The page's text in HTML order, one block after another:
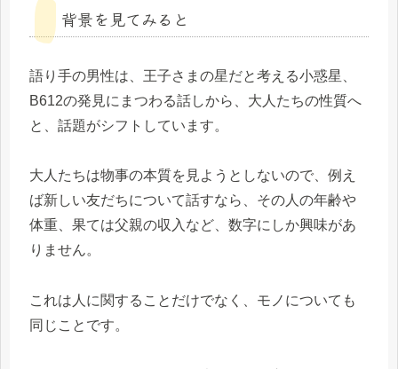
背景を見てみると
語り手の男性は、王子さまの星だと考える小惑星、
B612の発見にまつわる話しから、大人たちの性質へ
と、話題がシフトしています。
大人たちは物事の本質を見ようとしないので、例え
ば新しい友だちについて話すなら、その人の年齢や
体重、果ては父親の収入など、数字にしか興味があ
りません。
これは人に関することだけでなく、モノについても
同じことです。